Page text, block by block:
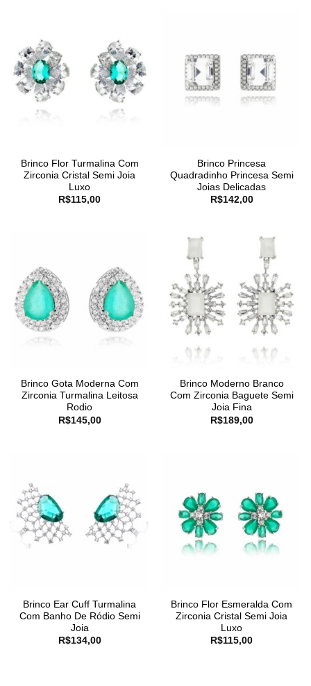
Brinco Flor Turmalina Com
Zirconia Cristal Semi Joia
Luxo
R$115,00
Brinco Princesa
Quadradinho Princesa Semi
Joias Delicadas
R$142,00
Brinco Gota Moderna Com
Zirconia Turmalina Leitosa
Rodio
R$145,00
Brinco Moderno Branco
Com Zirconia Baguete Semi
Joia Fina
R$189,00
Brinco Ear Cuff Turmalina
Com Banho De Ródio Semi
Joia
R$134,00
Brinco Flor Esmeralda Com
Zirconia Cristal Semi Joia
Luxo
R$115,00